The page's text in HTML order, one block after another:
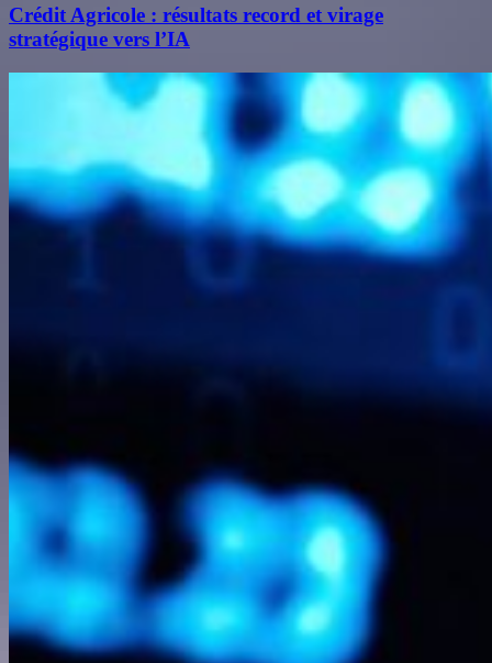
Crédit Agricole : résultats record et virage
stratégique vers l’IA